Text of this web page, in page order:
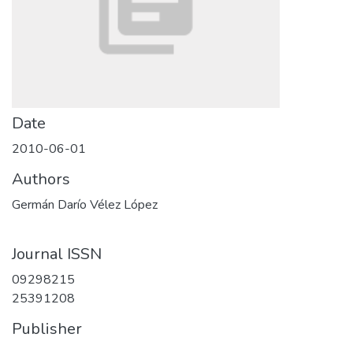
Date
2010-06-01
Authors
Germán Darío Vélez López
Journal ISSN
09298215
25391208
Publisher